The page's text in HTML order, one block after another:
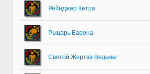
Рейнджер Кетра
Рыцарь Барона
Святой Жертва Ведьмы